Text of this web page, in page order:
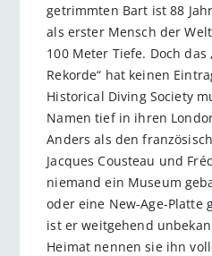
getrimmten Bart ist 88
als erster Mensch der
100 Meter Tiefe. Doch das
Rekorde“ hat keinen
Historical Diving Society
Namen tief in ihren
Anders als den
Jacques Cousteau und
niemand ein Museum
oder eine New-Age-Platte
ist er weitgehend
Heimat nennen sie ihn